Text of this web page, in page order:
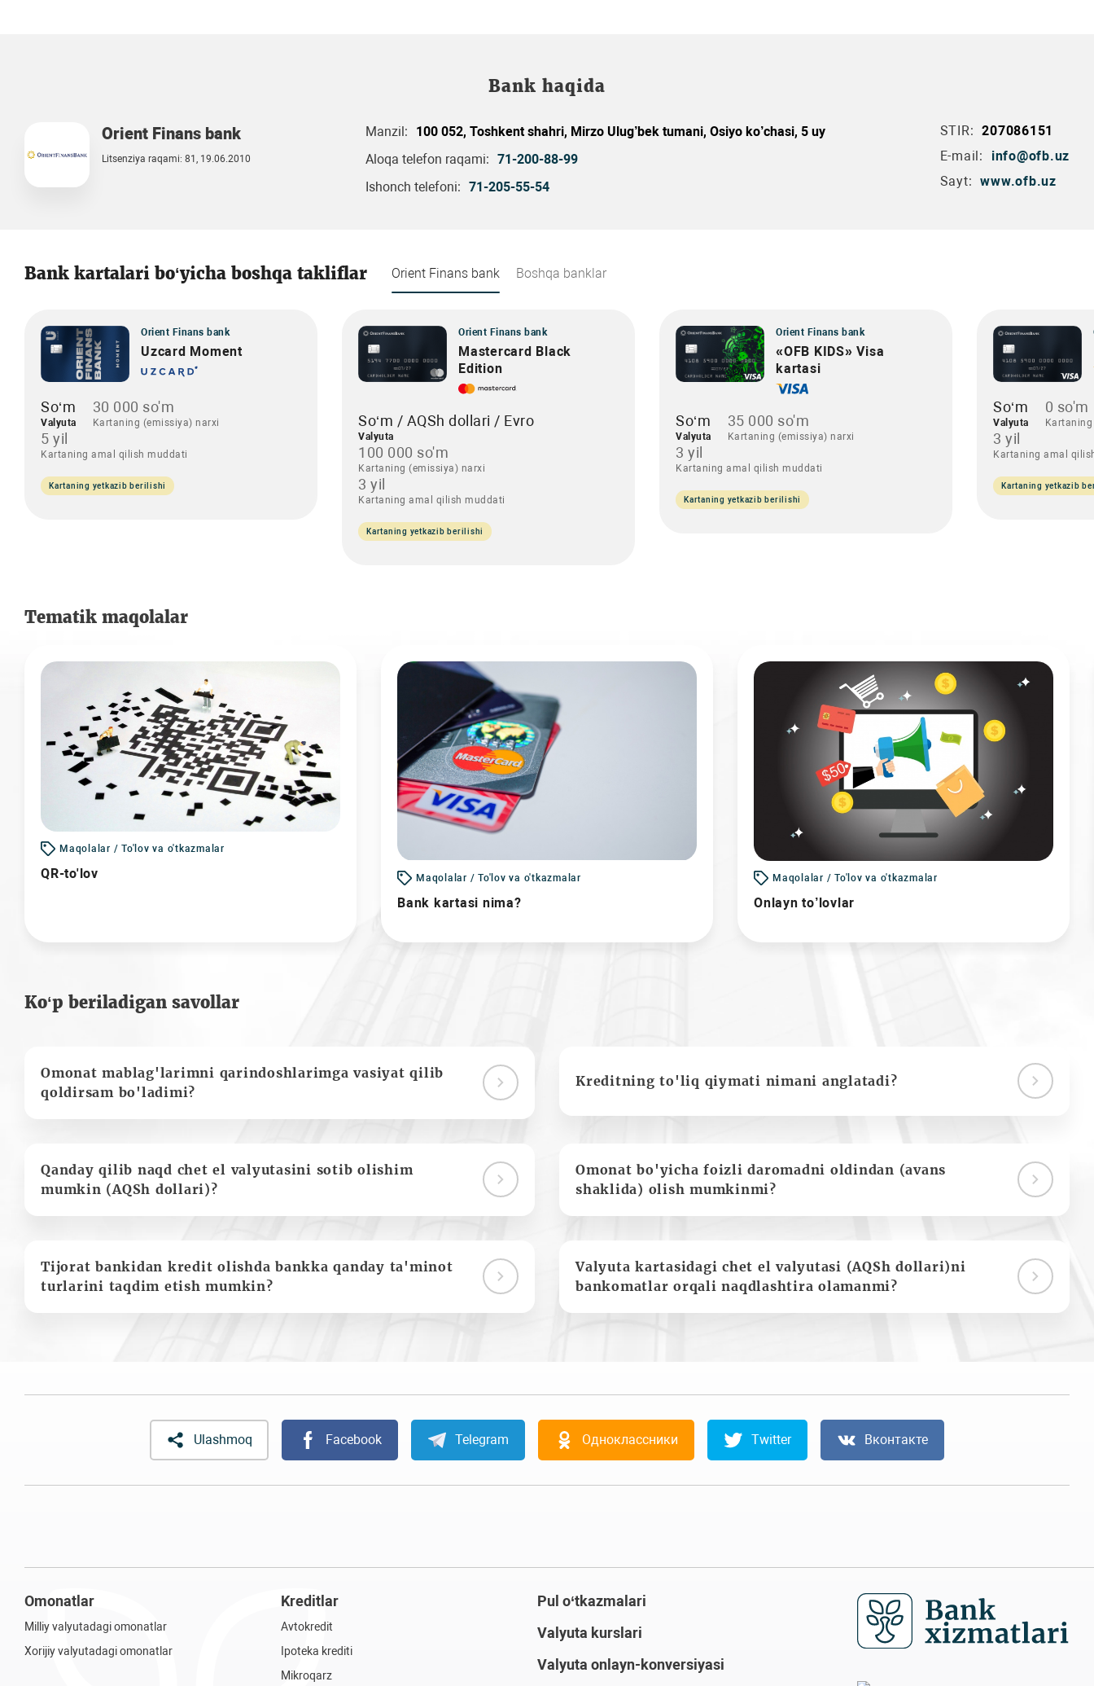
Bank haqida
Orient Finans bank
Litsenziya raqami: 81, 19.06.2010
Manzil:
100 052, Toshkent shahri, Mirzo Ulug’bek tumani, Osiyo ko’chasi, 5 uy
Aloqa telefon raqami: 71-200-88-99
Ishonch telefoni: 71-205-55-54
STIR: 207086151
E-mail:
info@ofb.uz
Sayt: www.ofb.uz
Bank kartalari bo‘yicha boshqa takliflar Orient Finans bank Boshqa banklar
Orient Finans bank
Uzcard Moment
So‘m
Valyuta
30 000 so'm
Kartaning (emissiya) narxi
5 yil
Kartaning amal qilish muddati
Kartaning yetkazib berilishi
Orient Finans bank
Mastercard Black
Edition
So‘m / AQSh dollari / Evro
Valyuta
100 000 so'm
Kartaning (emissiya) narxi
3 yil
Kartaning amal qilish muddati
Kartaning yetkazib berilishi
Orient Finans bank
«OFB KIDS» Visa
kartasi
So‘m
Valyuta
35 000 so'm
Kartaning (emissiya) narxi
3 yil
Kartaning amal qilish muddati
Kartaning yetkazib berilishi
So‘m
Valyuta
0 so'm
3 yil
Kartaning amal
Kartaning yetkazib
Tematik maqolalar
Maqolalar / To'lov va o'tkazmalar
QR-to'lov Maqolalar / To'lov va o'tkazmalar
Bank kartasi nima?
Maqolalar / To'lov va o'tkazmalar
Onlayn to’lovlar
Ko‘p beriladigan savollar
Omonat mablag'larimni qarindoshlarimga vasiyat qilib
qoldirsam bo'ladimi?
Kreditning to'liq qiymati nimani anglatadi?
Qanday qilib naqd chet el valyutasini sotib olishim
mumkin (AQSh dollari)?
Omonat bo'yicha foizli daromadni oldindan (avans
shaklida) olish mumkinmi?
Tijorat bankidan kredit olishda bankka qanday ta'minot
turlarini taqdim etish mumkin?
Valyuta kartasidagi chet el valyutasi (AQSh dollari)ni
bankomatlar orqali naqdlashtira olamanmi?
Ulashmoq Facebook Telegram Одноклассники Twitter Вконтакте
Omonatlar
Milliy valyutadagi omonatlar
Xorijiy valyutadagi omonatlar
Kreditlar
Avtokredit
Ipoteka krediti
Mikroqarz
Pul o‘tkazmalari
Valyuta kurslari
Valyuta onlayn-konversiyasi